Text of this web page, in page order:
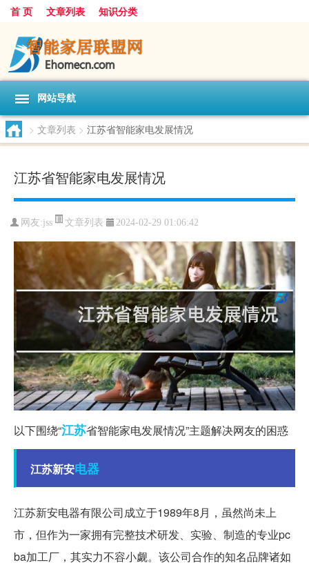
首 页 文章列表 知识分类
网站导航
> 文章列表 > 江苏省智能家电发展情况
江苏省智能家电发展情况
网友:jss 文章列表 2024-02-29 01:06:42
以下围绕“江苏省智能家电发展情况”主题解决网友的困惑
江苏新安电器
江苏新安电器有限公司成立于1989年8月，虽然尚未上
市，但作为一家拥有完整技术研发、实验、制造的专业pc
ba加工厂，其实力不容小觑。该公司合作的知名品牌诸如